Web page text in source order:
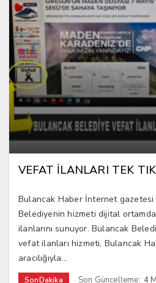
VEFAT İLANLARI TEK
Bulancak Haber İnternet
Belediyenin hizmeti dijital
ilanlarını sunuyor. Bulancak
vefat ilanları hizmeti, Bulancak
aracılığıyla...
SonDakika Son Güncelleme: 4